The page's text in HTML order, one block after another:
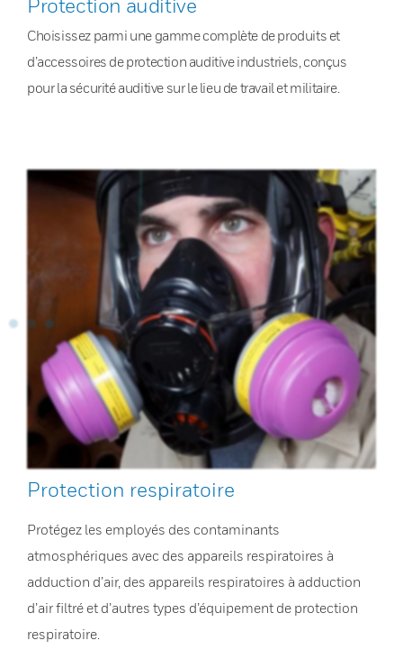
Protection auditive
Choisissez parmi une gamme complète de produits et
d’accessoires de protection auditive industriels, conçus
pour la sécurité auditive sur le lieu de travail et militaire.
Protection respiratoire
Protégez les employés des contaminants
atmosphériques avec des appareils respiratoires à
adduction d’air, des appareils respiratoires à adduction
d’air filtré et d’autres types d’équipement de protection
respiratoire.